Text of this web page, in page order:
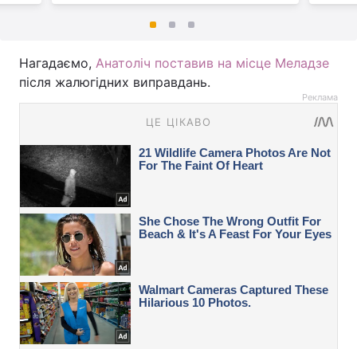
Нагадаємо, Анатоліч поставив на місце Меладзе
після жалюгідних виправдань.
Реклама